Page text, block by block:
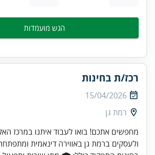
הגש מועמדות
רכז/ת בחינות
15/04/2026
רמת גן
מחפשים אתכם! בואו לעבוד איתנו במרכז
ולעסקים ברמת גן באווירה דינאמית